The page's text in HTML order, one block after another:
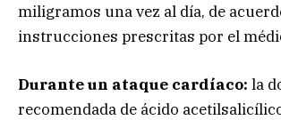
miligramos una vez al día, de
instrucciones prescritas por el
Durante un ataque cardíaco: la
recomendada de ácido